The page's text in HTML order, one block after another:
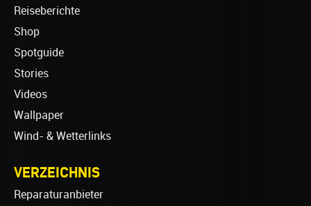
Reiseberichte
Shop
Spotguide
Stories
Videos
Wallpaper
Wind- & Wetterlinks
VERZEICHNIS
Reparaturanbieter